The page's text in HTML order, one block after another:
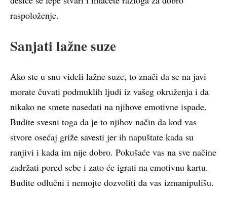
raspoloženje.
Sanjati lažne suze
Ako ste u snu videli lažne suze, to znači da se na javi
morate čuvati podmuklih ljudi iz vašeg okruženja i da
nikako ne smete nasedati na njihove emotivne ispade.
Budite svesni toga da je to njihov način da kod vas
stvore osećaj griže savesti jer ih napuštate kada su
ranjivi i kada im nije dobro. Pokušaće vas na sve načine
zadržati pored sebe i zato će igrati na emotivnu kartu.
Budite odlučni i nemojte dozvoliti da vas izmanipulišu.